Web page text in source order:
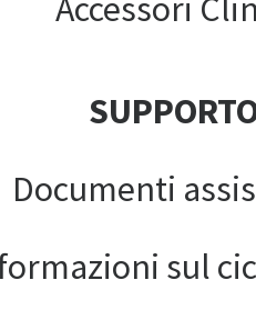
Documenti
sul